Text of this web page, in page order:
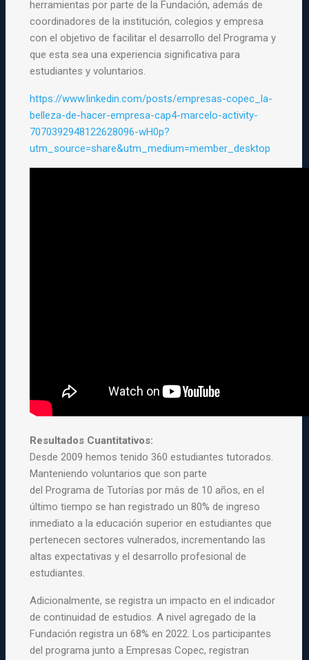
herramientas por parte de la Fundación, además de
coordinadores de la institución, colegios y empresa
con el objetivo de facilitar el desarrollo delPrograma y
que esta sea una experiencia significativa para
estudiantes y voluntarios.
https://www.linkedin.com/posts/empresas-copec_la-
belleza-de-hacer-empresa-cap4-marcelo-activity-
7070392948122628096-wH0p?
utm_source=share&utm_medium=member_desktop
Resultados Cuantitativos:
Desde 2009 hemos tenido 360 estudiantes tutorados.
Manteniendo voluntarios que son parte
delPrograma deTutorías por más de 10 años, en el
último tiempo se han registrado un 80% de ingreso
inmediato a la educación superior en estudiantes que
pertenecen sectores vulnerados, incrementando las
altas expectativas y el desarrollo profesional de
estudiantes.
Adicionalmente, se registra un impacto en el indicador
de continuidad de estudios. A nivel agregado de la
Fundación registra un 68% en 2022. Los participantes
delprograma junto a Empresas Copec, registran